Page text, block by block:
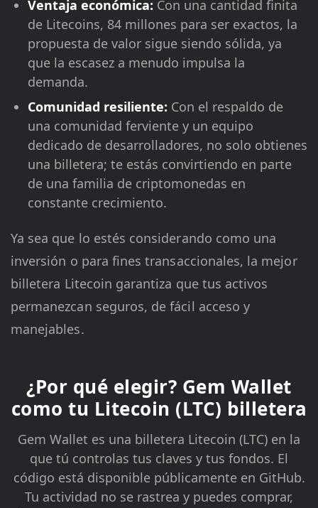
Ventaja económica: Con una cantidad finita
de Litecoins, 84 millones para ser exactos, la
propuesta de valor sigue siendo sólida, ya
que la escasez a menudo impulsa la
demanda.
Comunidad resiliente: Con el respaldo de
una comunidad ferviente y un equipo
dedicado de desarrolladores, no solo obtienes
una billetera; te estás convirtiendo en parte
de una familia de criptomonedas en
constante crecimiento.
Ya sea que lo estés considerando como una
inversión o para fines transaccionales, la mejor
billetera Litecoin garantiza que tus activos
permanezcan seguros, de fácil acceso y
manejables.
¿Por qué elegir? Gem Wallet
como tu Litecoin (LTC) billetera
Gem Wallet es una billetera Litecoin (LTC) en la
que tú controlas tus claves y tus fondos. El
código está disponible públicamente en GitHub.
Tu actividad no se rastrea y puedes comprar,